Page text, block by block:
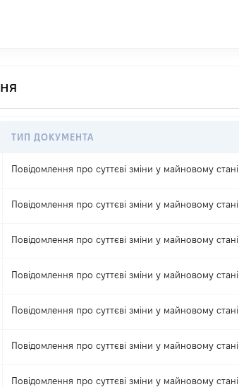
ТИП ДОКУМЕНТА
Повідомлення про суттєві зміни y майновому стані
Повідомлення про суттєві зміни y майновому стані
Повідомлення про суттєві зміни y майновому стані
Повідомлення про суттєві зміни y майновому стані
Повідомлення про суттєві зміни y майновому стані
Повідомлення про суттєві зміни y майновому стані
Повідомлення про суттєві зміни y майновому стані